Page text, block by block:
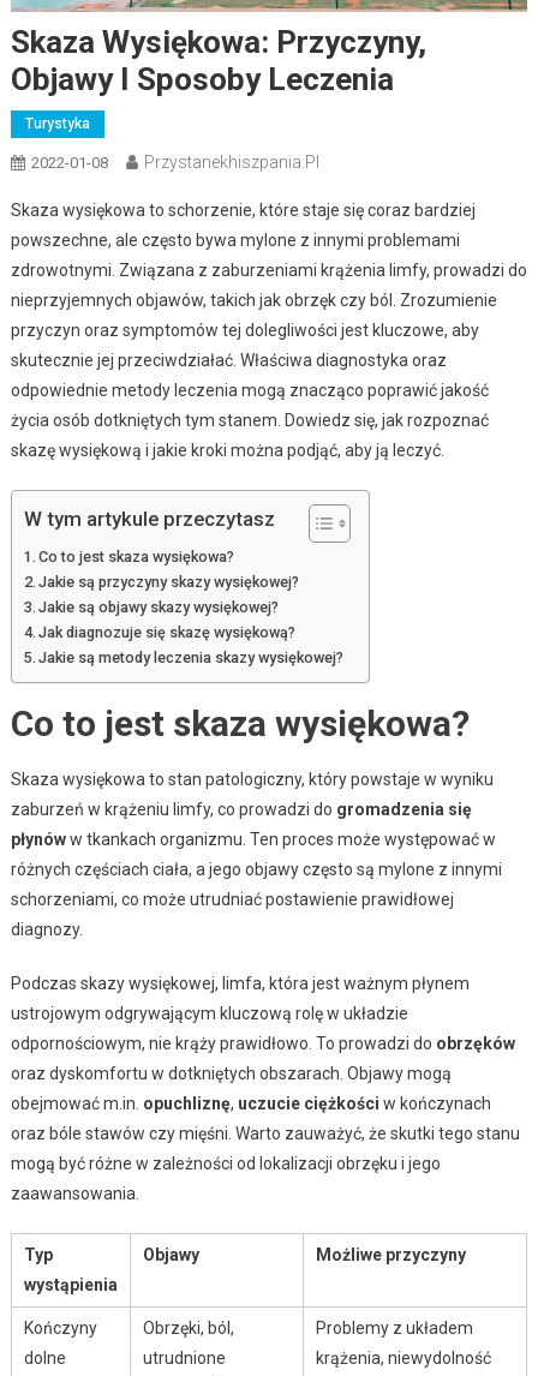
Skaza Wysiękowa: Przyczyny,
Objawy I Sposoby Leczenia
Turystyka
2022-01-08 Przystanekhiszpania.pl
Skaza wysiękowa to schorzenie, które staje się coraz bardziej
powszechne, ale często bywa mylone z innymi problemami
zdrowotnymi. Związana z zaburzeniami krążenia limfy, prowadzi do
nieprzyjemnych objawów, takich jak obrzęk czy ból. Zrozumienie
przyczyn oraz symptomów tej dolegliwości jest kluczowe, aby
skutecznie jej przeciwdziałać. Właściwa diagnostyka oraz
odpowiednie metody leczenia mogą znacząco poprawić jakość
życia osób dotkniętych tym stanem. Dowiedz się, jak rozpoznać
skazę wysiękową i jakie kroki można podjąć, aby ją leczyć.
W tym artykule przeczytasz
Co to jest skaza wysiękowa?
Jakie są przyczyny skazy wysiękowej?
Jakie są objawy skazy wysiękowej?
Jak diagnozuje się skazę wysiękową?
Jakie są metody leczenia skazy wysiękowej?
Co to jest skaza wysiękowa?
Skaza wysiękowa to stan patologiczny, który powstaje w wyniku
zaburzeń w krążeniu limfy, co prowadzi do gromadzenia się
płynóww tkankach organizmu. Ten proces może występować w
różnych częściach ciała, a jego objawy często są mylone z innymi
schorzeniami, co może utrudniać postawienie prawidłowej
diagnozy.
Podczas skazy wysiękowej, limfa, która jest ważnym płynem
ustrojowym odgrywającym kluczową rolę w układzie
odpornościowym, nie krąży prawidłowo. To prowadzi do obrzęków
oraz dyskomfortu w dotkniętych obszarach. Objawy mogą
obejmować m.in. opuchliznę, uczucie ciężkości w kończynach
oraz bóle stawów czy mięśni. Warto zauważyć, że skutki tego stanu
mogą być różne w zależności od lokalizacji obrzęku i jego
zaawansowania.
Typ
wystąpienia
Objawy Możliwe przyczyny
Kończyny
dolne
Obrzęki, ból,
utrudnione
Problemy z układem
krążenia, niewydolność